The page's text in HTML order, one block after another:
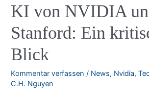
KI von NVIDIA
Stanford: Ein
Blick
Kommentar verfassen / News, Nvidia,
C.H. Nguyen